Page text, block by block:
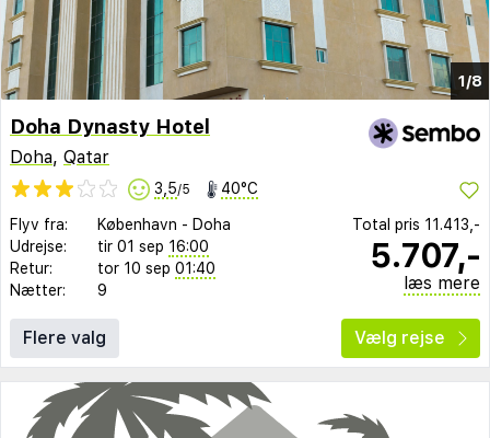
1/8
Doha Dynasty Hotel
Doha, Qatar
3,5/5 40°C
Flyv fra: København - Doha
Udrejse:
tir 01 sep 16:00
Retur:
tor 10 sep 01:40
Nætter:
9
Total pris 11.413,-
5.707,-
læs mere
Flere valg Vælg rejse